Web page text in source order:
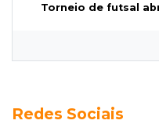
Torneio de futsal
imaginação de
Redes Sociais